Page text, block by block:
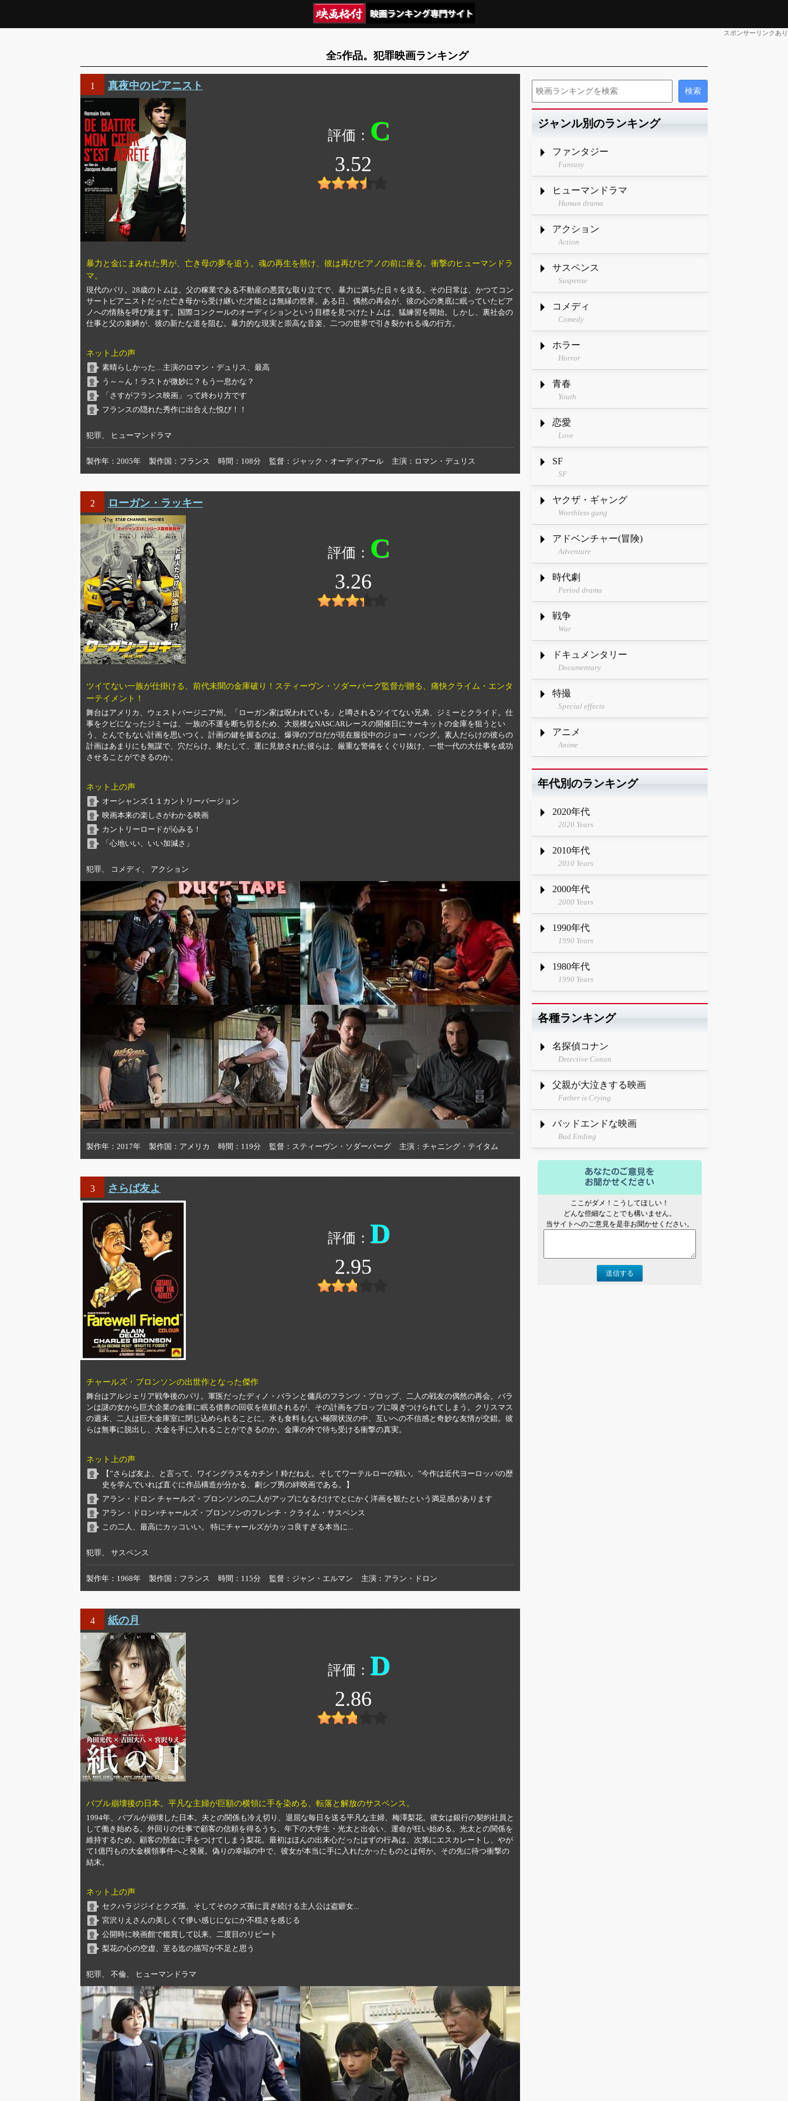
スポンサーリンクあり
全5作品。犯罪映画ランキング
1 真夜中のピアニスト
C
3.52
暴力と金にまみれた男が、亡き母の夢を追う。魂の再生を懸け、彼は再びピアノの前に座る。衝撃のヒューマンドラ
マ。
現代のパリ。28歳のトムは、父の稼業である不動産の悪質な取り立てで、暴力に満ちた日々を送る。その日常は、かつてコン
サートピアニストだった亡き母から受け継いだ才能とは無縁の世界。ある日、偶然の再会が、彼の心の奥底に眠っていたピア
ノへの情熱を呼び覚ます。国際コンクールのオーディションという目標を見つけたトムは、猛練習を開始。しかし、裏社会の
仕事と父の束縛が、彼の新たな道を阻む。暴力的な現実と崇高な音楽、二つの世界で引き裂かれる魂の行方。
ネット上の声
素晴らしかった…主演のロマン・デュリス、最高
う～～ん！ラストが微妙に？もう一息かな？
「さすがフランス映画」って終わり方です
フランスの隠れた秀作に出合えた悦び！！
犯罪、 ヒューマンドラマ
製作年 2005年 製作国 フランス 時間 108分 監督 ジャック・オーディアール 主演 ロマン・デュリス
2 ローガン・ラッキー
C
3.26
ツイてない一族が仕掛ける、前代未聞の金庫破り！スティーヴン・ソダーバーグ監督が贈る、痛快クライム・エンタ
ーテイメント！
舞台はアメリカ、ウェストバージニア州。「ローガン家は呪われている」と噂されるツイてない兄弟、ジミーとクライド。仕
事をクビになったジミーは、一族の不運を断ち切るため、大規模なNASCARレースの開催日にサーキットの金庫を狙うとい
う、とんでもない計画を思いつく。計画の鍵を握るのは、爆弾のプロだが現在服役中のジョー・バング。素人だらけの彼らの
計画はあまりにも無謀で、穴だらけ。果たして、運に見放された彼らは、厳重な警備をくぐり抜け、一世一代の大仕事を成功
させることができるのか。
ネット上の声
オーシャンズ１１カントリーバージョン
映画本来の楽しさがわかる映画
カントリーロードが沁みる！
「心地いい、いい加減さ」
犯罪、 コメディ、 アクション
製作年 2017年 製作国 アメリカ 時間 119分 監督 スティーヴン・ソダーバーグ 主演 チャニング・テイタム
3 さらば友よ
D
2.95
チャールズ・ブロンソンの出世作となった傑作
舞台はアルジェリア戦争後のパリ。軍医だったディノ・バランと傭兵のフランツ・プロップ、二人の戦友の偶然の再会。バラ
ンは謎の女から巨大企業の金庫に眠る債券の回収を依頼されるが、その計画をプロップに嗅ぎつけられてしまう。クリスマス
の週末、二人は巨大金庫室に閉じ込められることに。水も食料もない極限状況の中、互いへの不信感と奇妙な友情が交錯。彼
らは無事に脱出し、大金を手に入れることができるのか。金庫の外で待ち受ける衝撃の真実。
ネット上の声
【”さらば友よ、と言って、ワイングラスをカチン！粋だねえ。そしてワーテルローの戦い。”今作は近代ヨーロッパの歴
史を学んでいれば直ぐに作品構造が分かる、劇シブ男の絆映画である。】
アラン・ドロン チャールズ・ブロンソンの二人がアップになるだけでとにかく洋画を観たという満足感があります
アラン・ドロン×チャールズ・ブロンソンのフレンチ・クライム・サスペンス
この二人、最高にカッコいい。 特にチャールズがカッコ良すぎる本当に...
犯罪、 サスペンス
製作年 1968年 製作国 フランス 時間 115分 監督 ジャン・エルマン 主演 アラン・ドロン
4 紙の月
D
2.86
バブル崩壊後の日本。平凡な主婦が巨額の横領に手を染める、転落と解放のサスペンス。
1994年、バブルが崩壊した日本。夫との関係も冷え切り、退屈な毎日を送る平凡な主婦、梅澤梨花。彼女は銀行の契約社員と
して働き始める。外回りの仕事で顧客の信頼を得るうち、年下の大学生・光太と出会い、運命が狂い始める。光太との関係を
維持するため、顧客の預金に手をつけてしまう梨花。最初はほんの出来心だったはずの行為は、次第にエスカレートし、やが
て1億円もの大金横領事件へと発展。偽りの幸福の中で、彼女が本当に手に入れたかったものとは何か。その先に待つ衝撃の
結末。
ネット上の声
セクハラジジイとクズ孫、そしてそのクズ孫に貢ぎ続ける主人公は盗癖女...
宮沢りえさんの美しくて儚い感じになにか不穏さを感じる
公開時に映画館で鑑賞して以来、二度目のリピート
梨花の心の空虚、至る迄の描写が不足と思う
犯罪、 不倫、 ヒューマンドラマ
ジャンル別のランキング
ファンタジー
Fantasy
ヒューマンドラマ
Human drama
アクション
Action
サスペンス
Suspense
コメディ
Comedy
ホラー
Horror
青春
Youth
恋愛
Love
SF
SF
ヤクザ・ギャング
Worthless gang
アドベンチャー(冒険)
Adventure
時代劇
Period drama
戦争
War
ドキュメンタリー
Documentary
特撮
Special effects
アニメ
Anime
年代別のランキング
2020年代
2020 Years
2010年代
2010 Years
2000年代
2000 Years
1990年代
1990 Years
1980年代
1990 Years
各種ランキング
名探偵コナン
Detective Conan
父親が大泣きする映画
Father is Crying
バッドエンドな映画
Bad Ending
ここがダメ！こうしてほしい！
どんな些細なことでも構いません。
当サイトへのご意見を是非お聞かせください。
送信する